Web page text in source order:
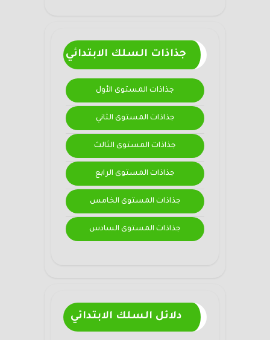
جذاذات السلك الابتدائي
جذاذات المستوى الأول
جذاذات المستوى الثاني
جذاذات المستوى الثالث
جذاذات المستوى الرابع
جذاذات المستوى الخامس
جذاذات المستوى السادس
دلائل السلك الابتدائي